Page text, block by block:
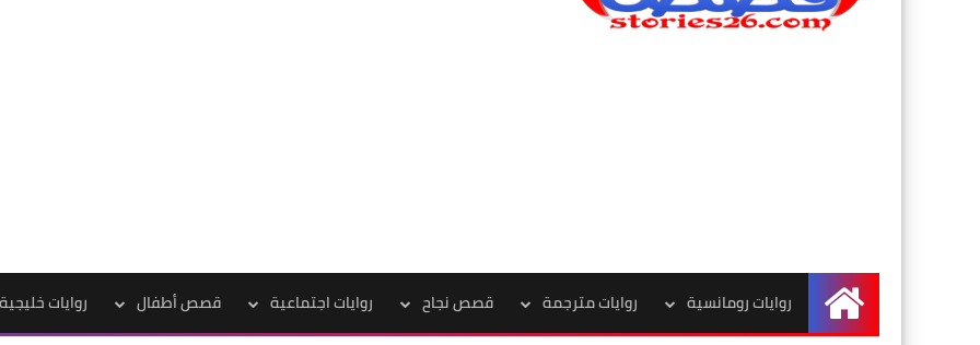
الرئيسية
روايات رومانسية روايات مترجمة قصص نجاح روايات اجتماعية قصص أطفال روايات خليجية